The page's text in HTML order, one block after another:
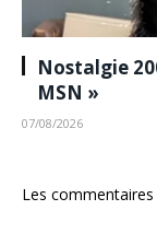
Nostalgie
MSN »
07/08/2026
Les